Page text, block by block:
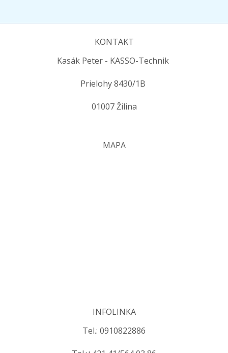
KONTAKT
Kasák Peter - KASSO-Technik
Prielohy 8430/1B
01007 Žilina
MAPA
INFOLINKA
Tel.: 0910822886